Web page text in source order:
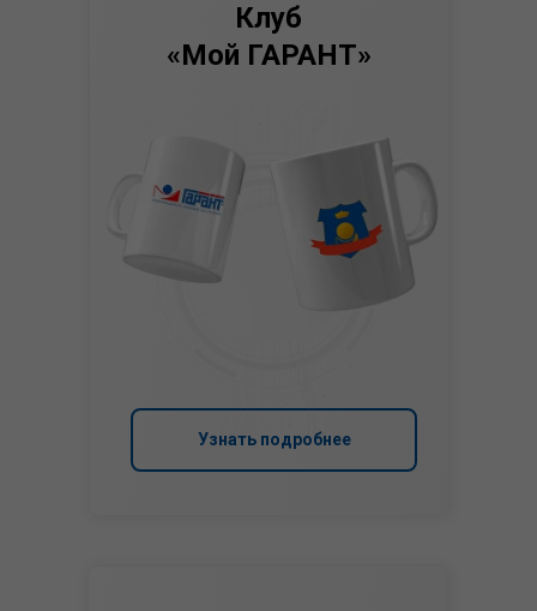
Узнать подробнее
Клуб
«Мой ГАРАНТ»